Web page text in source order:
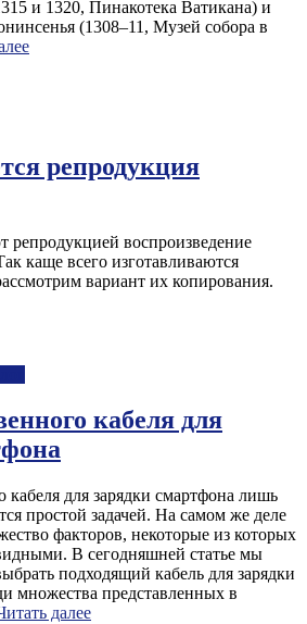
и 1320, Пинакотека Ватикана) и
(1308–11, Музей собора в
репродукция
репродукцией воспроизведение
каще всего изготавливаются
вариант их копирования.
кабеля для
кабеля для зарядки смартфона лишь
простой задачей. На самом же деле
факторов, некоторые из которых
В сегодняшней статье мы
подходящий кабель для зарядки
множества представленных в
далее